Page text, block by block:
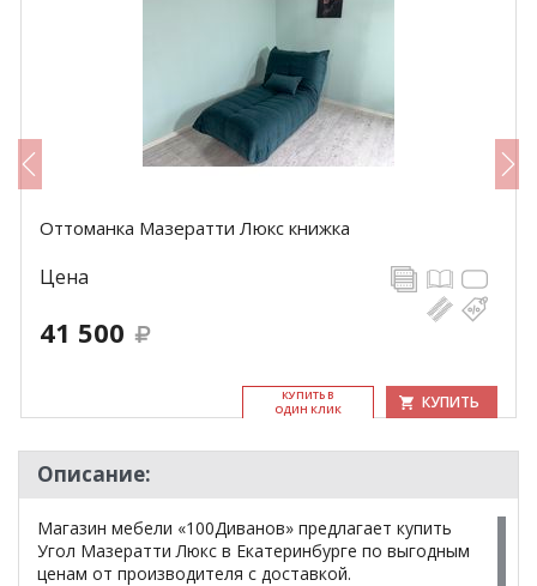
Оттоманка Мазератти Люкс книжка
Цена
41 500
КУ­ПИТЬ В
ОДИН КЛИК
КУПИТЬ
Описание:
Магазин мебели «100Диванов» предлагает купить
Угол Мазератти Люкс в Екатеринбурге по выгодным
ценам от производителя с доставкой.